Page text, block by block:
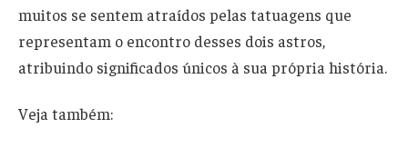
muitos se sentem atraídos pelas tatuagens que
representam o encontro desses dois astros,
atribuindo significados únicos à sua própria história.
Veja também: